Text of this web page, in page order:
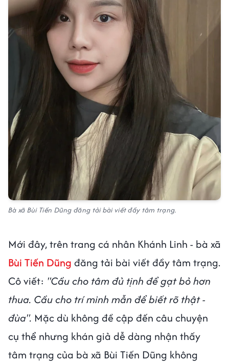
Bà xã Bùi Tiến Dũng đăng tải bài viết đầy tâm trạng.
Mới đây, trên trang cá nhân Khánh Linh - bà xã
Bùi Tiến Dũng đăng tải bài viết đầy tâm trạng.
Cô viết: "Cầu cho tâm đủ tịnh để gạt bỏ hơn
thua. Cầu cho trí minh mẫn để biết rõ thật -
đùa". Mặc dù không đề cập đến câu chuyện
cụ thể nhưng khán giả dễ dàng nhận thấy
tâm trạng của bà xã Bùi Tiến Dũng không